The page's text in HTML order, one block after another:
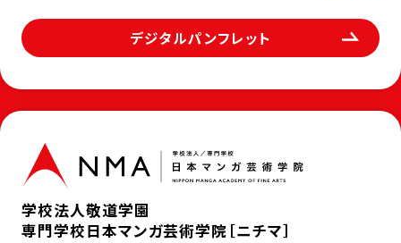
デジタルパンフレット
学校法人敬道学園
専門学校日本マンガ芸術学院［ニチマ］